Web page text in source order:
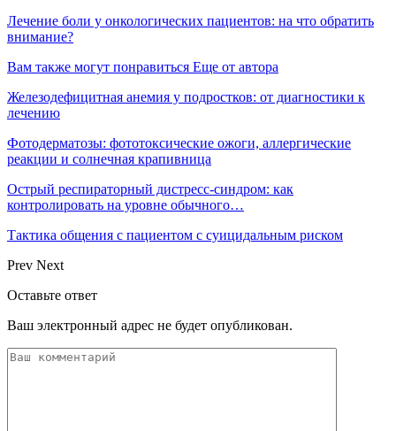
Лечение боли у онкологических пациентов: на что обратить
внимание?
Вам также могут понравиться Еще от автора
Железодефицитная анемия у подростков: от диагностики к
лечению
Фотодерматозы: фототоксические ожоги, аллергические
реакции и солнечная крапивница
Острый респираторный дистресс-синдром: как
контролировать на уровне обычного…
Тактика общения с пациентом с суицидальным риском
Prev Next
Оставьте ответ
Ваш электронный адрес не будет опубликован.